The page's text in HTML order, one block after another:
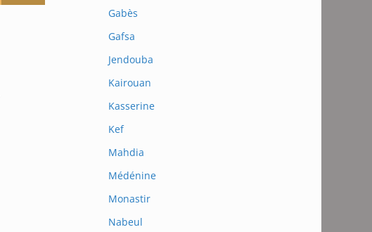
Gabès
Gafsa
Jendouba
Kairouan
Kasserine
Kef
Mahdia
Médénine
Monastir
Nabeul